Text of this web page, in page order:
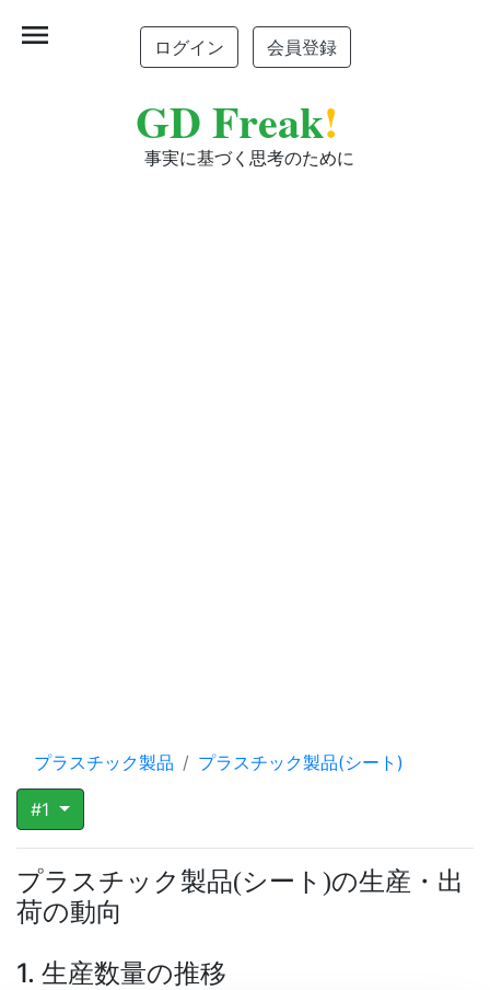
ログイン 会員登録
GD Freak!
事実に基づく思考のために
menu
プラスチック製品 プラスチック製品(シート)
#1
プラスチック製品(シート )の生産・出
荷の動向
1. 生産数量の推移